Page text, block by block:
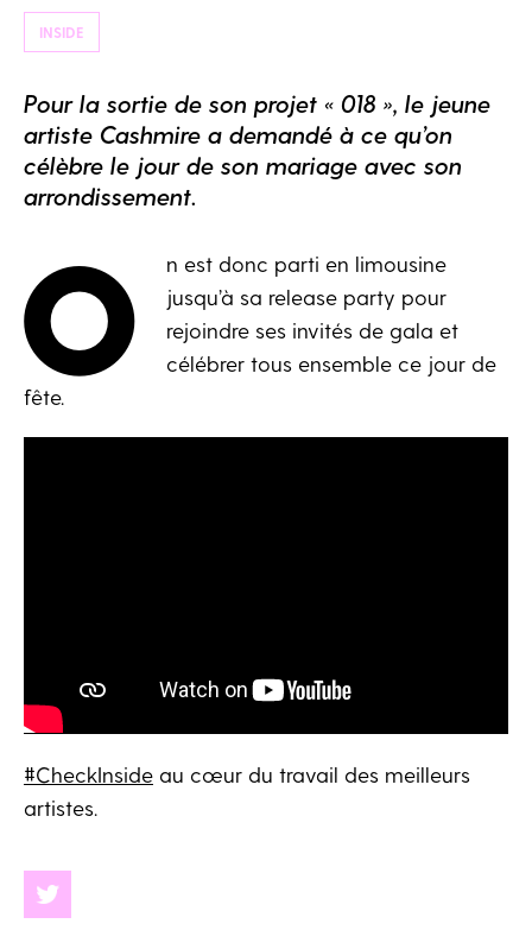
INSIDE
Pour la sortie de son projet « 018 », le jeune
artiste Cashmire a demandé à ce qu’on
célèbre le jour de son mariage avec son
arrondissement.
O
n est donc parti en limousine
jusqu’à sa release party pour
rejoindre ses invités de gala et
célébrer tous ensemble ce jour de
fête.
#CheckInside​​​ au cœur du travail des meilleurs
artistes.